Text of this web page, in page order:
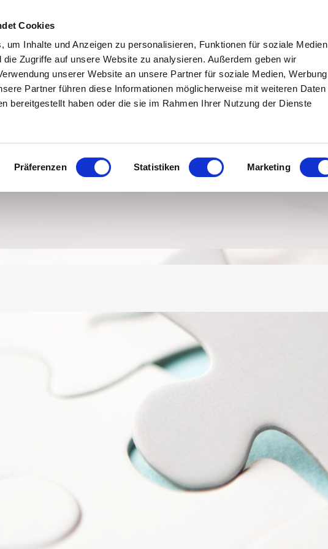
Cookies
um Inhalte und Anzeigen zu personalisieren, Funktionen für soziale Medien
die Zugriffe auf unsere Website zu analysieren. Außerdem geben wir
unserer Website an unsere Partner für soziale Medien, Werbung
Partner führen diese Informationen möglicherweise mit weiteren Daten
bereitgestellt haben oder die sie im Rahmen Ihrer Nutzung der Dienste
Präferenzen Statistiken Marketing
Aktuelles Bauvorhaben